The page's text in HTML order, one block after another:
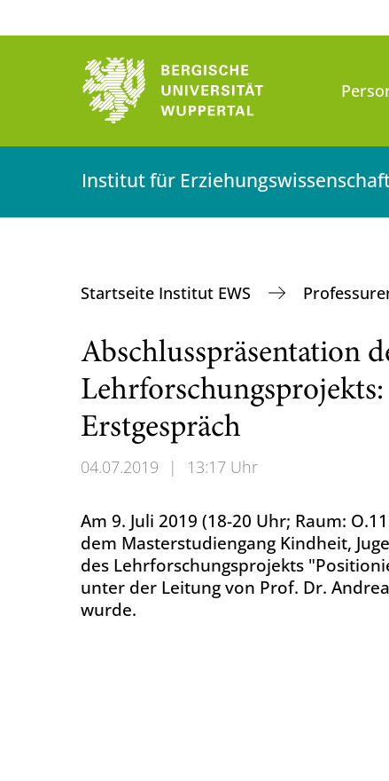
Institut für
Startseite Institut EWS
Abschlusspräsentation
Erstgespräch
04.07.2019 | 13:17 Uhr
Am 9. Juli 2019 (18-20 Uhr; Raum:
dem Masterstudiengang Kindheit,
des Lehrforschungsprojekts
unter der Leitung von Prof. Dr.
wurde.